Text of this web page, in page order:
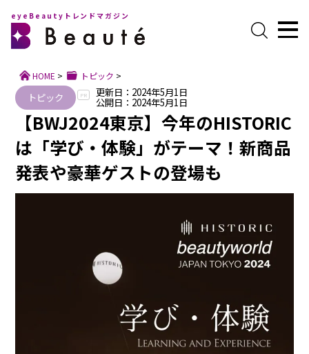
eyeBeautyトレンドマガジン
HOME > トピック >
トピック PR 更新日：2024年5月1日
公開日：2024年5月1日
【BWJ2024東京】今年のHISTORIC
は「学び・体験」がテーマ！新商品
発表や豪華ゲストの登場も